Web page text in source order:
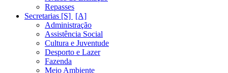
Repasses
Secretarias [S]
Administração
Assistência Social
Cultura e Juventude
Desporto e Lazer
Fazenda
Meio Ambiente